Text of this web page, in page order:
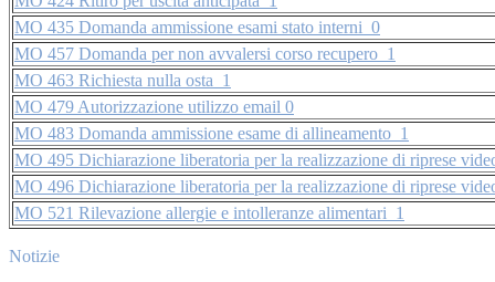
MO 435 Domanda ammissione esami stato interni_0
MO 457 Domanda per non avvalersi corso recupero_1
MO 463 Richiesta nulla osta_1
MO 479 Autorizzazione utilizzo email 0
MO 483 Domanda ammissione esame di allineamento_1
MO 495 Dichiarazione liberatoria per la realizzazione di riprese
MO 496 Dichiarazione liberatoria per la realizzazione di riprese
MO 521 Rilevazione allergie e intolleranze alimentari_1
Notizie